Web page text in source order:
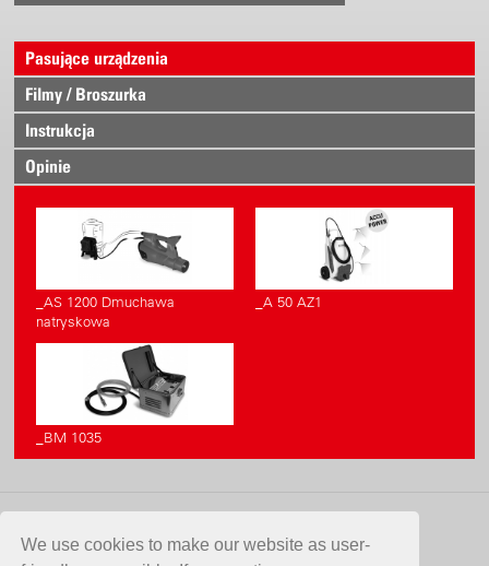
We use cookies to make our website as user-
Pasujące urządzenia
Filmy / Broszurka
Instrukcja
Opinie
_AS 1200 Dmuchawa
natryskowa
_A 50 AZ1
_BM 1035
KONTAKT